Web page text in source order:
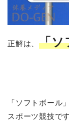
正解は、「ソ
「ソフトボール
スポーツ競技です